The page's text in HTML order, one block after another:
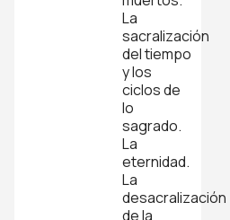
La
sacralización
del tiempo
y los
ciclos de
lo
sagrado.
La
eternidad.
La
desacralización
de la